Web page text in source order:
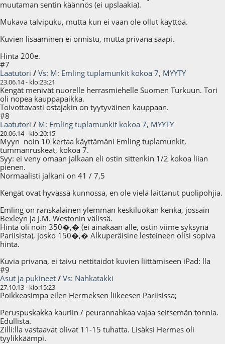
muutaman sentin käännös (ei upslaakia).
Mukava talvipuku, mutta kun ei vaan ole ollut käyttöä.
Kuvien lisääminen ei onnistu, mutta privana saapi.
Hinta 200e.
#7
Laatutori / Vs: M: Emling tuplamunkit kokoa 7, MYYTY
23.06.14 - klo:23:21
Kengät menivät nuorelle herrasmiehelle Suomen Turkuun. Tori
oli nopea kauppapaikka.
Toivottavasti ostajakin on tyytyväinen kauppaan.
#8
Laatutori / M: Emling tuplamunkit kokoa 7, MYYTY
20.06.14 - klo:20:15
Myyn noin 10 kertaa käyttämäni Emling tuplamunkit,
tummanruskeat, kokoa 7.
Syy: ei veny omaan jalkaan eli ostin sittenkin 1/2 kokoa liian
pienen.
Normaalisti jalkani on 41 / 7,5
Kengät ovat hyvässä kunnossa, en ole vielä laittanut puolipohjia.
Emling on ranskalainen ylemmän keskiluokan kenkä, jossain
Bexleyn ja J.M. Westonin välissä.
Hinta oli noin 350�,� (ei ainakaan alle, ostin viime syksynä
Pariisista), josko 150�,� Alkuperäisine lesteineen olisi sopiva
hinta.
Kuvia privana, ei taivu nettitaidot kuvien liittämiseen iPad: lla
#9
Asut ja pukineet / Vs: Nahkatakki
27.10.13 - klo:15:23
Poikkeasimpa eilen Hermeksen liikeesen Pariisissa;
Peruspuskakka kauriin / peurannahkaa vajaa seitsemän tonnia.
Edullista.
Zilli:lla vastaavat olivat 11-15 tuhatta. Lisäksi Hermes oli
tyylikkäämpi.